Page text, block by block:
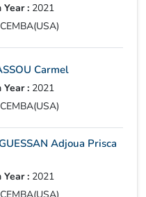
Year : 2021
Carmel
Year : 2021
Adjoua Prisca
Year : 2021